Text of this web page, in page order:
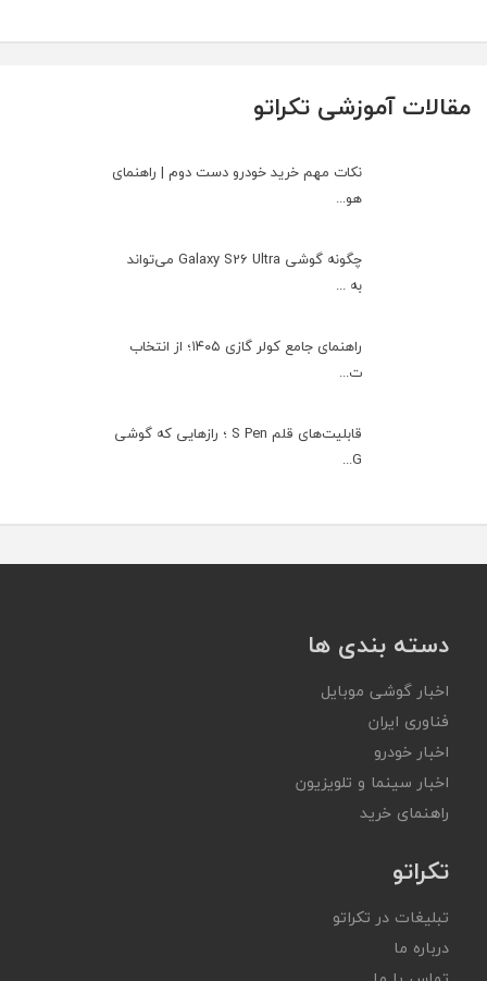
مقالات آموزشی تکراتو
نکات مهم خرید خودرو دست دوم | راهنمای
هو...
چگونه گوشی Galaxy S26 Ultra می‌تواند
به ...
راهنمای جامع کولر گازی ۱۴۰۵؛ از انتخاب
ت...
قابلیت‌های قلم S Pen ؛ رازهایی که گوشی
G...
دسته بندی ها
اخبار گوشی موبایل
فناوری ایران
اخبار خودرو
اخبار سینما و تلویزیون
راهنمای خرید
تکراتو
تبلیغات در تکراتو
درباره ما